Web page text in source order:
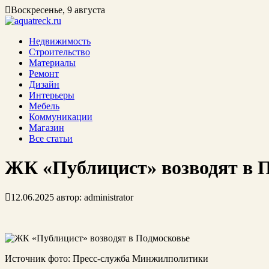
Воскресенье, 9 августа
Недвижимость
Строительство
Материалы
Ремонт
Дизайн
Интерьеры
Мебель
Коммуникации
Магазин
Все статьи
ЖК «Публицист» возводят в
12.06.2025 автор: administrator
Источник фото: Пресс-служба Минжилполитики